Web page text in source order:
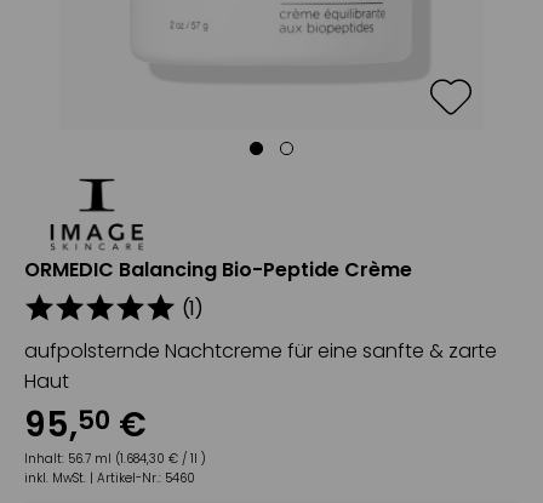
ORMEDIC Balancing Bio-Peptide Crème
(1)
aufpolsternde Nachtcreme für eine sanfte & zarte
Haut
95,50 €
Inhalt: 56.7 ml (1.684,30 € / 1l )
inkl. MwSt. | Artikel-Nr.: 5460